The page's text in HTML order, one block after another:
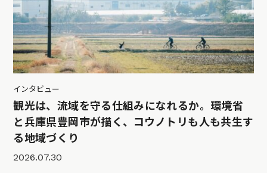
インタビュー
観光は、流域を守る仕組みになれるか。環境省
と兵庫県豊岡市が描く、コウノトリも人も共生す
る地域づくり
2026.07.30